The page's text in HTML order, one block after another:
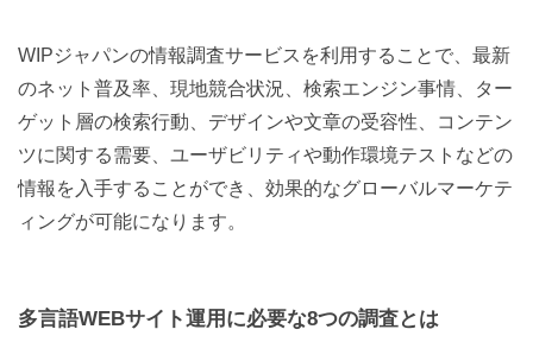
WIPジャパンの情報調査サービスを利用することで、最新
のネット普及率、現地競合状況、検索エンジン事情、ター
ゲット層の検索行動、デザインや文章の受容性、コンテン
ツに関する需要、ユーザビリティや動作環境テストなどの
情報を入手することができ、効果的なグローバルマーケテ
ィングが可能になります。
多言語WEBサイト運用に必要な8つの調査とは